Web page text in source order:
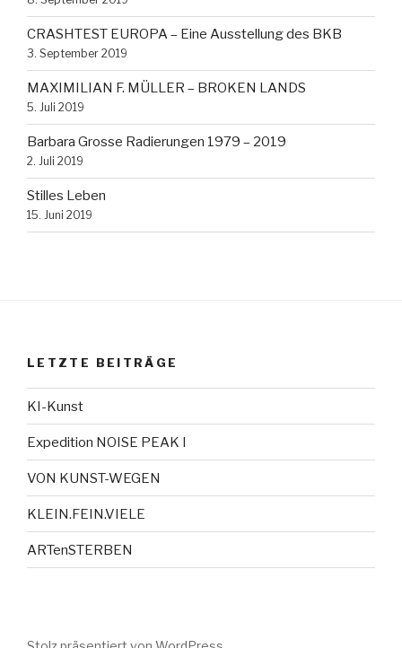
CRASHTEST EUROPA – Eine Ausstellung des BKB
3. September 2019
MAXIMILIAN F. MÜLLER – BROKEN LANDS
5. Juli 2019
Barbara Grosse Radierungen 1979 – 2019
2. Juli 2019
Stilles Leben
15. Juni 2019
LETZTE BEITRÄGE
KI-Kunst
Expedition NOISE PEAK I
VON KUNST-WEGEN
KLEIN.FEIN.VIELE
ARTenSTERBEN